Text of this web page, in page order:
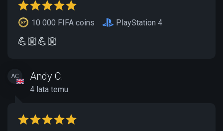
10 000 FIFA coins PlayStation 4
💪🏼💪🏼
AC Andy C.
4 lata temu